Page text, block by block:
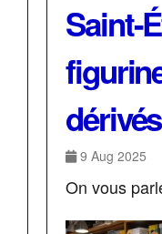
Saint-
dérivés
9 Aug 2025
On vous